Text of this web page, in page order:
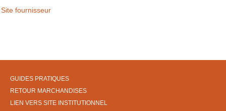
Site fournisseur
GUIDES PRATIQUES
RETOUR MARCHANDISES
LIEN VERS SITE INSTITUTIONNEL